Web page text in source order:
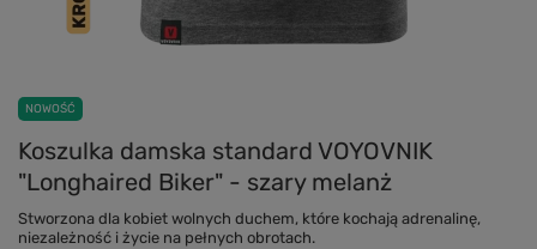
NOWOŚĆ
Koszulka damska standard VOYOVNIK
"Longhaired Biker" - szary melanż
Stworzona dla kobiet wolnych duchem, które kochają adrenalinę,
niezależność i życie na pełnych obrotach.